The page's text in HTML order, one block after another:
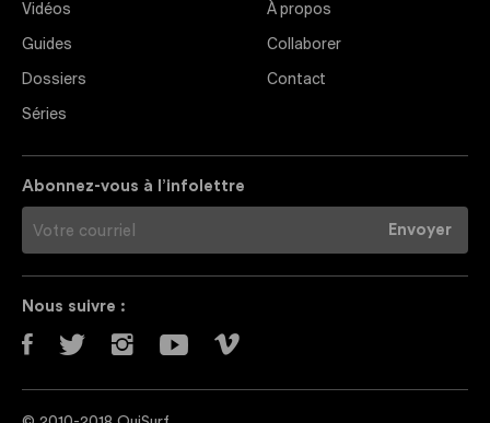
Vidéos
Guides
Dossiers
Séries
À propos
Collaborer
Contact
Abonnez-vous à l’infolettre
Nous suivre :